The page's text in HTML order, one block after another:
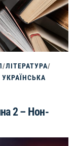
/ЛІТЕРАТУРА/
2 – Нон-